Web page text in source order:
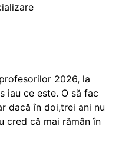
2026, la
iau ce este. O să fac
dacă în doi,trei ani nu
cred că mai rămân în